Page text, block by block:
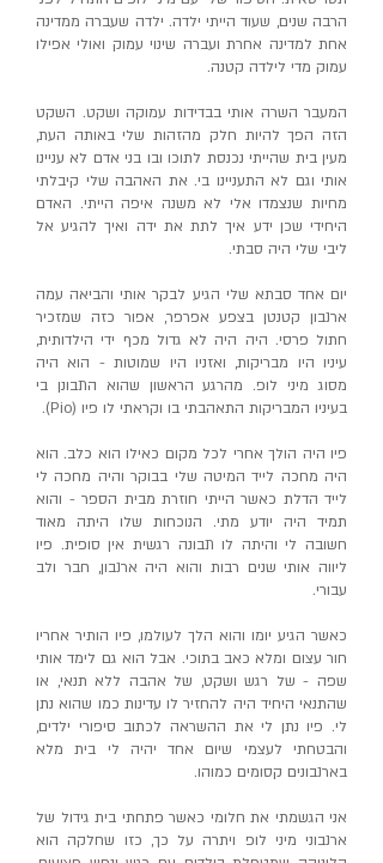
הרבה שנים, שעוד הייתי ילדה. ילדה שעברה ממדינה
אחת למדינה אחרת ועברה שינוי עמוק ואולי אפילו
עמוק מדי לילדה קטנה.
המעבר השרה אותי בבדידות עמוקה ושקט. השקט
הזה הפך להיות חלק מהזהות שלי באותה העת,
מעין בית שהייתי נכנסת לתוכו ובו בני אדם לא עניינו
אותי וגם לא התעניינו בי. את האהבה שלי קיבלתי
מחיות שנצמדו אלי לא משנה איפה הייתי. האדם
היחידי שכן ידע איך לתת את ידה ואיך להגיע אל
ליבי שלי היה סבתי.
יום אחד סבתא שלי הגיע לבקר אותי והביאה עמה
ארנבון קטנטן בצפע אפרפר, אפור כזה שמזכיר
חתול פרסי. היה היה לא גדול מכף ידי הילדותית,
עיניו היו מבריקות, ואזניו היו שמוטות - הוא היה
מסוג מיני לופ. מהרגע הראשון שהוא התבונן בי
בעיניו המבריקות התאהבתי בו וקראתי לו פיו (Pio).
פיו היה הולך אחרי לכל מקום כאילו הוא כלב. הוא
היה מחכה לייד המיטה שלי בבוקר והיה מחכה לי
לייד הדלת כאשר הייתי חוזרת מבית הספר - והוא
תמיד היה יודע מתי. הנוכחות שלו היתה מאוד
חשובה לי והיתה לו תבונה רגשית אין סופית. פיו
ליווה אותי שנים רבות והוא היה ארנבון, חבר ולב
עבורי.
כאשר הגיע יומו והוא הלך לעולמו, פיו הותיר אחריו
חור עצום ומלא כאב בתוכי. אבל הוא גם לימד אותי
שפה - של רגש ושקט, של אהבה ללא תנאי, או
שהתנאי היחיד היה להחזיר לו עדינות כמו שהוא נתן
לי. פיו נתן לי את ההשראה לכתוב סיפורי ילדים,
והבטחתי לעצמי שיום אחד יהיה לי בית מלא
בארנבונים קסומים כמוהו.
אני הגשמתי את חלומי כאשר פתחתי בית גידול של
ארנבוני מיני לופ ויתרה על כך, כזו שחלקה הוא